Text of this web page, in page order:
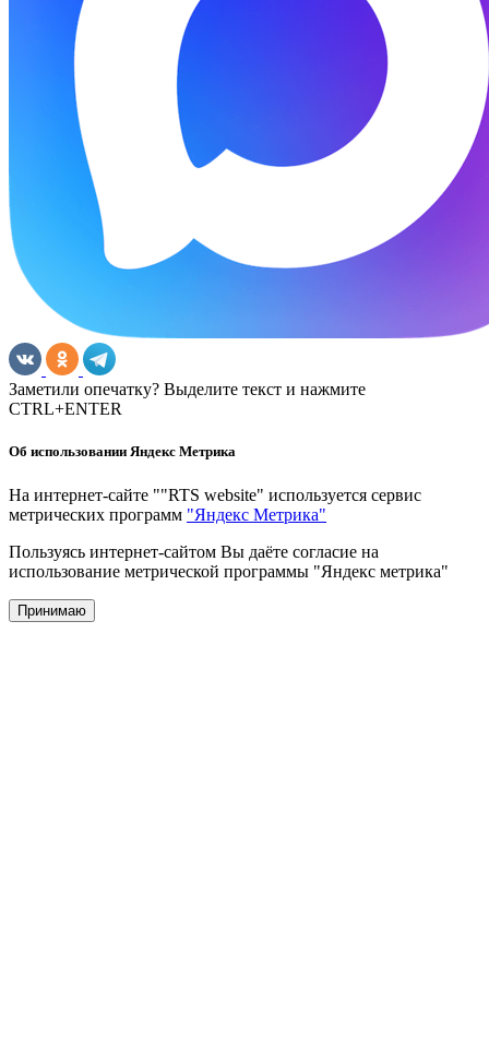
Заметили опечатку? Выделите текст и нажмите
CTRL+ENTER
Об использовании Яндекс Метрика
На интернет-сайте ""RTS website" используется сервис
метрических программ "Яндекс Метрика"
Пользуясь интернет-сайтом Вы даёте согласие на
использование метрической программы "Яндекс метрика"
Принимаю